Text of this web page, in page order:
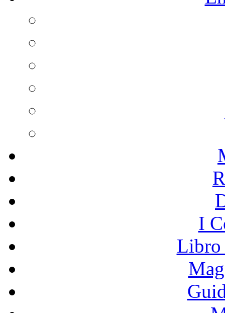
I
Libro